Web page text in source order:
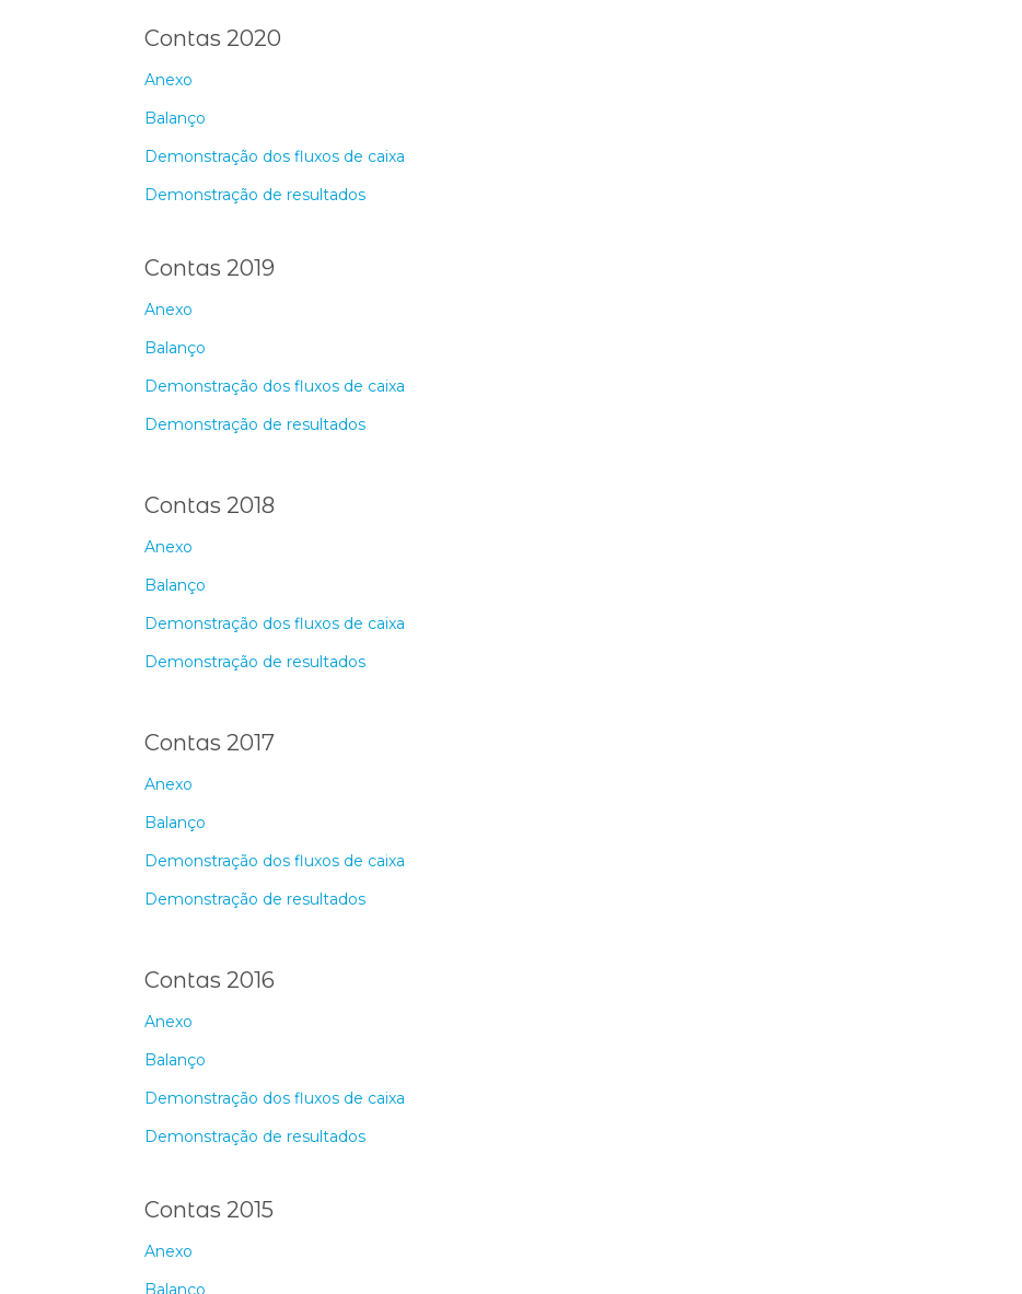
Contas 2020
Anexo
Balanço
Demonstração dos fluxos de caixa
Demonstração de resultados
Contas 2019
Anexo
Balanço
Demonstração dos fluxos de caixa
Demonstração de resultados
Contas 2018
Anexo
Balanço
Demonstração dos fluxos de caixa
Demonstração de resultados
Contas 2017
Anexo
Balanço
Demonstração dos fluxos de caixa
Demonstração de resultados
Contas 2016
Anexo
Balanço
Demonstração dos fluxos de caixa
Demonstração de resultados
Contas 2015
Anexo
Balanço